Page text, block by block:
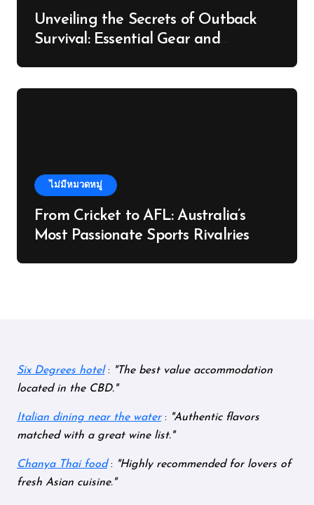
Unveiling the Secrets of Outback
Survival: Essential Gear and
ไม่มีหมวดหมู่
From Cricket to AFL: Australia’s
Most Passionate Sports Rivalries
Six Degrees hotel:
The best value accommodation
located in the CBD.
Italian dining near the water:
Authentic flavors
matched with a great wine list.
Chanya Thai food:
Highly recommended for lovers of
fresh Asian cuisine.